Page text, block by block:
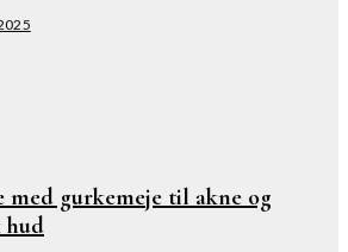
med gurkemeje til akne og
hud